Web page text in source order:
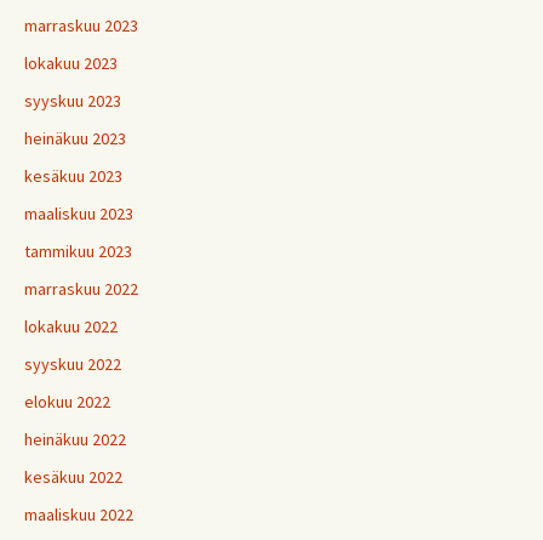
marraskuu 2023
lokakuu 2023
syyskuu 2023
heinäkuu 2023
kesäkuu 2023
maaliskuu 2023
tammikuu 2023
marraskuu 2022
lokakuu 2022
syyskuu 2022
elokuu 2022
heinäkuu 2022
kesäkuu 2022
maaliskuu 2022